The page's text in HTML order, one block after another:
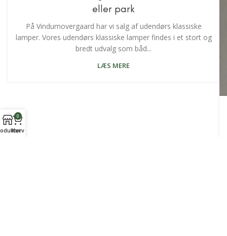
eller park
På Vindumovergaard har vi salg af udendørs klassiske
lamper. Vores udendørs klassiske lamper findes i et stort og
bredt udvalg som båd...
LÆS MERE
0
Kurv